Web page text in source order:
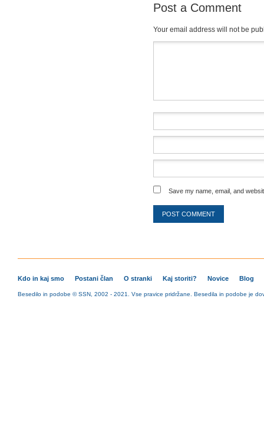
Post a Comment
Your email address will not be
Save my name, email, and
Kdo in kaj smo Postani član O stranki Kaj storiti? Novice Blog
Besedilo in podobe © SSN, 2002 - 2021. Vse pravice pridržane. Besedila in podobe je